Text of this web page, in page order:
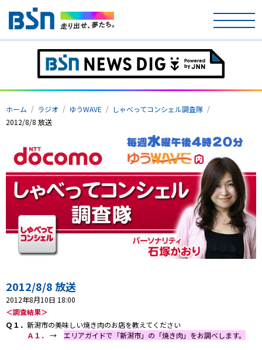
ホーム
テレビ
ラジオ
イベント
ニュース
天気
コンテンツ・アプリ
キッズ ケンジュ 愛の募金
Well-being 防災・減災
ホーム ラジオ ゆうWAVE
しゃべってコンシェル調査隊
2012/8/8 放送
2012/8/8 放送
2012年8月10日 18:00
＜調査結果＞
Ｑ１． 新潟市の美味しい焼き肉のお店を教えてください
Ａ１． → エリアガイドで「新潟市」の「焼き肉」をお調べします。